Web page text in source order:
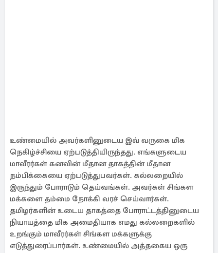
உண்மையில் அவர்களினுடைய இவ் வருகை மிக
நெகிழ்ச்சியை ஏற்படுத்தியிருந்தது. எங்களுடைய
மாவீரர்கள் கனவின் மீதான தாகத்தின் மீதான
நம்பிக்கையை ஏற்படுத்துபவர்கள். கல்லறையில்
இருந்தும் போராடும் தெய்வங்கள். அவர்கள் சிங்கள
மக்களை தம்மை நோக்கி வரச் செய்வார்கள்.
தமிழர்களின் உடைய தாகத்தை போராட்டத்தினுடைய
நியாயத்தை மிக அமைதியாக எமது கல்லறைகளில்
உறங்கும் மாவீரர்கள் சிங்கள மக்களுக்கு
எடுத்துரைப்பார்கள். உண்மையில் அத்தகைய ஒரு